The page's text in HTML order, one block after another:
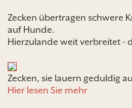
Zecken übertragen schwere
auf Hunde.
Hierzulande weit verbreitet -
Zecken, sie lauern geduldig
Hier lesen Sie mehr